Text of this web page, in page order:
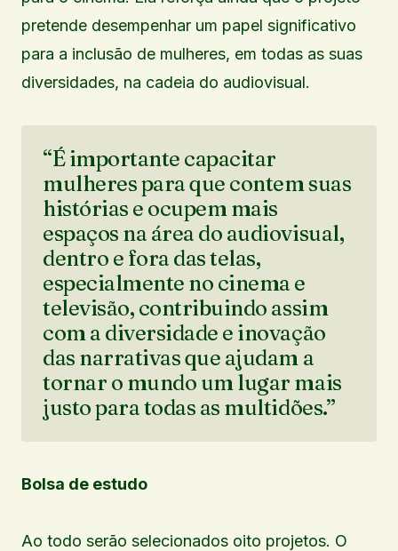
pretende desempenhar um papel significativo
para a inclusão de mulheres, em todas as suas
diversidades, na cadeia do audiovisual.
“É importante capacitar
mulheres para que contem suas
histórias e ocupem mais
espaços na área do audiovisual,
dentro e fora das telas,
especialmente no cinema e
televisão, contribuindo assim
com a diversidade e inovação
das narrativas que ajudam a
tornar o mundo um lugar mais
justo para todas as multidões.”
Bolsa de estudo
Ao todo serão selecionados oito projetos. O